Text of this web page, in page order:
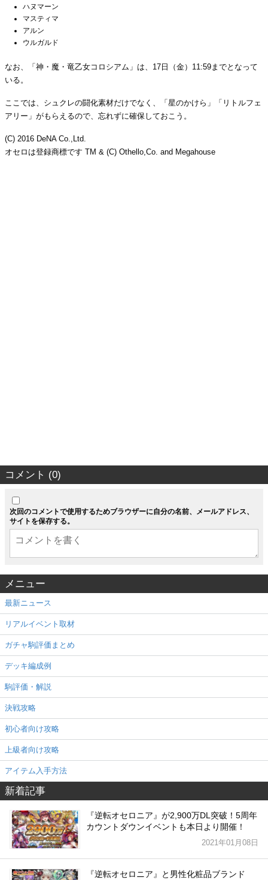
ハヌマーン
マスティマ
アルン
ウルガルド
なお、「神・魔・竜乙女コロシアム」は、17日（金）11:59までとなって
いる。
ここでは、シュクレの闘化素材だけでなく、「星のかけら」「リトルフェ
アリー」がもらえるので、忘れずに確保しておこう。
(C) 2016 DeNA Co.,Ltd.
オセロは登録商標です TM & (C) Othello,Co. and Megahouse
コメント (0)
次回のコメントで使用するためブラウザーに自分の名前、メールアドレス、
サイトを保存する。
メニュー
最新ニュース
リアルイベント取材
ガチャ駒評価まとめ
デッキ編成例
駒評価・解説
決戦攻略
初心者向け攻略
上級者向け攻略
アイテム入手方法
新着記事
『逆転オセロニア』が2,900万DL突破！5周年
カウントダウンイベントも本日より開催！
2021年01月08日
『逆転オセロニア』と男性化粧品ブランド